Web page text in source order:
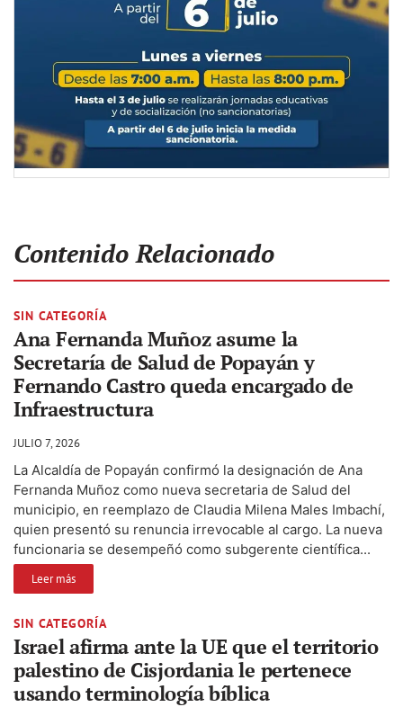
Contenido Relacionado
SIN CATEGORÍA
Ana Fernanda Muñoz asume la
Secretaría de Salud de Popayán y
Fernando Castro queda encargado de
Infraestructura
JULIO 7, 2026
La Alcaldía de Popayán confirmó la designación de Ana
Fernanda Muñoz como nueva secretaria de Salud del
municipio, en reemplazo de Claudia Milena Males Imbachí,
quien presentó su renuncia irrevocable al cargo. La nueva
funcionaria se desempeñó como subgerente científica...
Leer más
SIN CATEGORÍA
Israel afirma ante la UE que el territorio
palestino de Cisjordania le pertenece
usando terminología bíblica